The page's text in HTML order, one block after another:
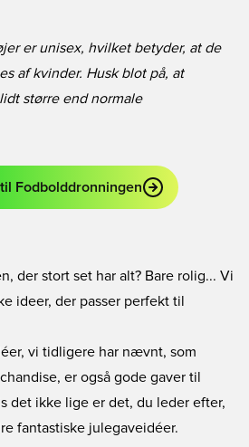
er unisex, hvilket betyder, at de
af kvinder. Husk blot på, at
større end normale
Fodbolddronningen
der stort set har alt? Bare rolig... Vi
ideer, der passer perfekt til
vi tidligere har nævnt, som
, er også gode gaver til
det ikke lige er det, du leder efter,
fantastiske julegaveidéer.